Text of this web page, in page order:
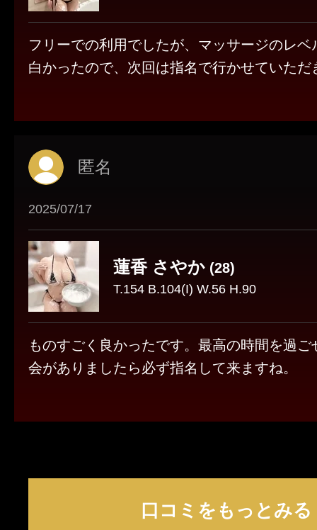
フリーでの利用でしたが、マッサージのレベ
白かったので、次回は指名で行かせていただ
匿名
2025/07/17
蓮香 さやか (28)
T.154 B.104(I) W.56 H.90
ものすごく良かったです。最高の時間を過
会がありましたら必ず指名して来ますね。
口コミをもっとみる